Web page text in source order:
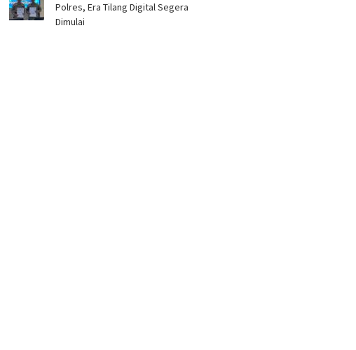
Polres, Era Tilang Digital Segera
Dimulai